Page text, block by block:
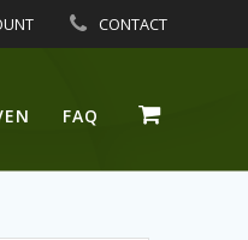
CONTACT
FAQ